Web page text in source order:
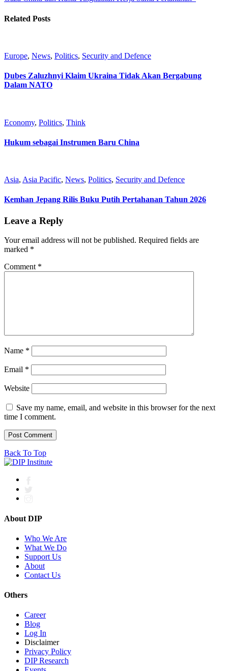
Related Posts
Europe, News, Politics, Security and Defence
Dubes Zaluzhnyi Klaim Ukraina Tidak Akan Bergabung
Dalam NATO
Economy, Politics, Think
Hukum sebagai Instrumen Baru China
Asia, Asia Pacific, News, Politics, Security and Defence
Kemhan Jepang Rilis Buku Putih Pertahanan Tahun 2026
Leave a Reply
Your email address will not be published. Required fields are
marked *
Comment *
Name *
Email *
Website
Save my name, email, and website in this browser for the next
time I comment.
Back To Top
About DIP
Who We Are
What We Do
Support Us
About
Contact Us
Others
Career
Blog
Log In
Disclaimer
Privacy Policy
DIP Research